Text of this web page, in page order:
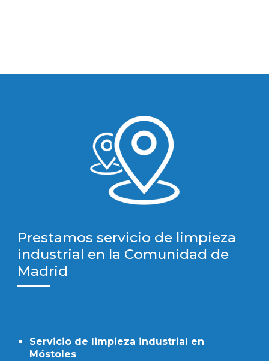
Prestamosservicio de limpieza
industrial en la Comunidad de
Madrid
Servicio de limpieza industrial en
Móstoles